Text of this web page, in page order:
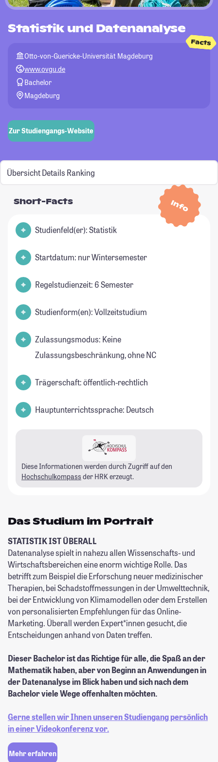
Statistik und Datenanalyse
Facts
Otto-von-Guericke-Universität Magdeburg
www.ovgu.de
Bachelor
Magdeburg
Zur Studiengangs-Website
Übersicht Details Ranking
Info
Short-Facts
Studienfeld(er): Statistik
Startdatum: nur Wintersemester
Regelstudienzeit: 6 Semester
Studienform(en): Vollzeitstudium
Zulassungsmodus: Keine
Zulassungsbeschränkung, ohne NC
Trägerschaft: öffentlich-rechtlich
Hauptunterrichtssprache: Deutsch
Diese Informationen werden durch Zugriff auf den
Hochschulkompass der HRK erzeugt.
Das Studium im Portrait
STATISTIK IST ÜBERALL
Datenanalyse spielt in nahezu allen Wissenschafts- und
Wirtschaftsbereichen eine enorm wichtige Rolle. Das
betrifft zum Beispiel die Erforschung neuer medizinischer
Therapien, bei Schadstoffmessungen in der Umwelttechnik,
bei der Entwicklung von Klimamodellen oder dem Erstellen
von personalisierten Empfehlungen für das Online-
Marketing. Überall werden Expert*innen gesucht, die
Entscheidungen anhand von Daten treffen.
Dieser Bachelor ist das Richtige für alle, die Spaß an der
Mathematik haben, aber von Beginn an Anwendungen in
der Datenanalyse im Blick haben und sich nach dem
Bachelor viele Wege offenhalten möchten.
Gerne stellen wir Ihnen unseren Studiengang persönlich
in einer Videokonferenz vor.
Mehr erfahren